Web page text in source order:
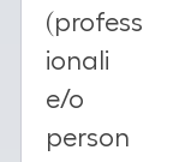
(profess
ionali
e/o
person